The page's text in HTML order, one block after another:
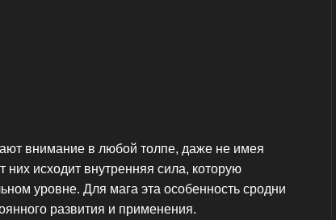
внимание в любой толпе, даже не имея
исходит внутренняя сила, которую
уровне. Для мага эта особенность сродни
развития и применения.